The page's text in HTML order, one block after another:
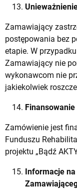
Zamawiający
postępowania bez
etapie. W
Zamawiający nie
wykonawcom nie
jakiekolwiek
Finansowanie
Zamówienie jest
Funduszu
projektu „Bądź
Informacje